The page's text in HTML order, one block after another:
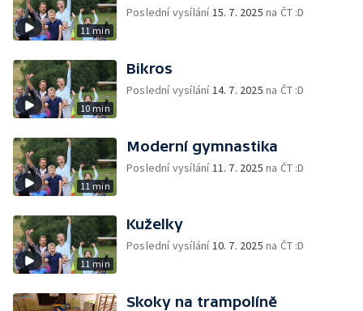
11 min
Poslední vysílání15. 7. 2025 na ČT :D
10 min
Bikros
Poslední vysílání14. 7. 2025 na ČT :D
11 min
Moderní gymnastika
Poslední vysílání11. 7. 2025 na ČT :D
11 min
Kuželky
Poslední vysílání10. 7. 2025 na ČT :D
Skoky na trampolíně